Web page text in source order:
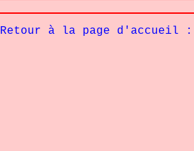
Retour à la page d'accueil :